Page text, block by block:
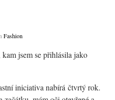
Fashion
jsem se přihlásila jako
iniciativa nabírá čtvrtý rok.